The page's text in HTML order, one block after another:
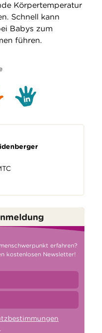
Körpertemperatur
Schnell kann
Babys zum
führen.
erfahren?
kostenlosen Newsletter!